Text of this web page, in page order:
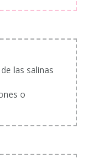
las salinas
o